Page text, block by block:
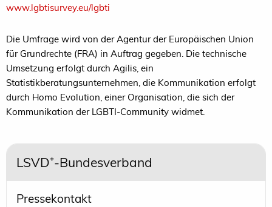
www.lgbtisurvey.eu/lgbti
Die Umfrage wird von der Agentur der Europäischen Union
für Grundrechte (FRA) in Auftrag gegeben. Die technische
Umsetzung erfolgt durch Agilis, ein
Statistikberatungsunternehmen, die Kommunikation erfolgt
durch Homo Evolution, einer Organisation, die sich der
Kommunikation der LGBTI-Community widmet.
LSVD⁺-Bundesverband
Pressekontakt